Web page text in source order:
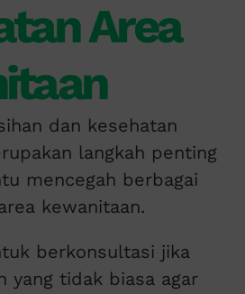
Area
dan kesehatan
langkah penting
mencegah berbagai
kewanitaan.
berkonsultasi jika
yang tidak biasa agar